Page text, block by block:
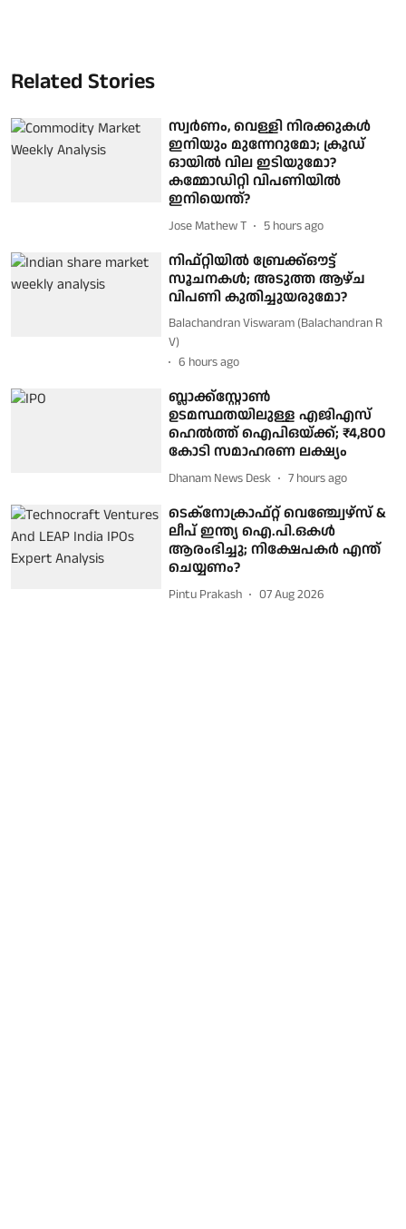
Related Stories
സ്വർണം, വെള്ളി നിരക്കുകൾ
ഇനിയും മുന്നേറുമോ; ക്രൂഡ്
ഓയിൽ വില ഇടിയുമോ?
കമ്മോഡിറ്റി വിപണിയിൽ
ഇനിയെന്ത്?
Jose Mathew T 5 hours ago
നിഫ്റ്റിയിൽ ബ്രേക്ക്‌ഔട്ട്
സൂചനകൾ; അടുത്ത ആഴ്ച
വിപണി കുതിച്ചുയരുമോ?
Balachandran Viswaram (Balachandran R
V)
6 hours ago
ബ്ലാക്ക്‌സ്റ്റോൺ
ഉടമസ്ഥതയിലുള്ള എജിഎസ്
ഹെൽത്ത് ഐപിഒയ്ക്ക്; ₹4,800
കോടി സമാഹരണ ലക്ഷ്യം
Dhanam News Desk 7 hours ago
ടെക്നോക്രാഫ്റ്റ് വെഞ്ച്വേഴ്സ് &
ലീപ് ഇന്ത്യ ഐ.പി.ഒകൾ
ആരംഭിച്ചു; നിക്ഷേപകർ എന്ത്
ചെയ്യണം?
Pintu Prakash 07 Aug 2026